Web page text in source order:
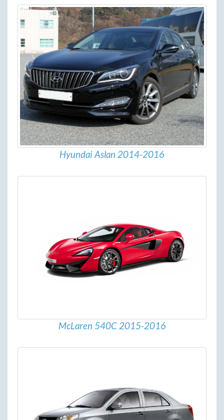
Hyundai Aslan 2014-2016
McLaren 540C 2015-2016